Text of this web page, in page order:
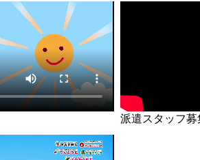
派遣スタッフ募